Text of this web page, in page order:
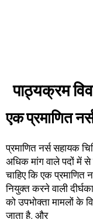
पाठ्यक्रम
एक प्रमाणित
प्रमाणित नर्स सहायक
अधिक मांग वाले पदों में
चाहिए कि एक प्रमाणित
नियुक्त करने वाली
को उपभोक्ता मामलों के
जाता है, और